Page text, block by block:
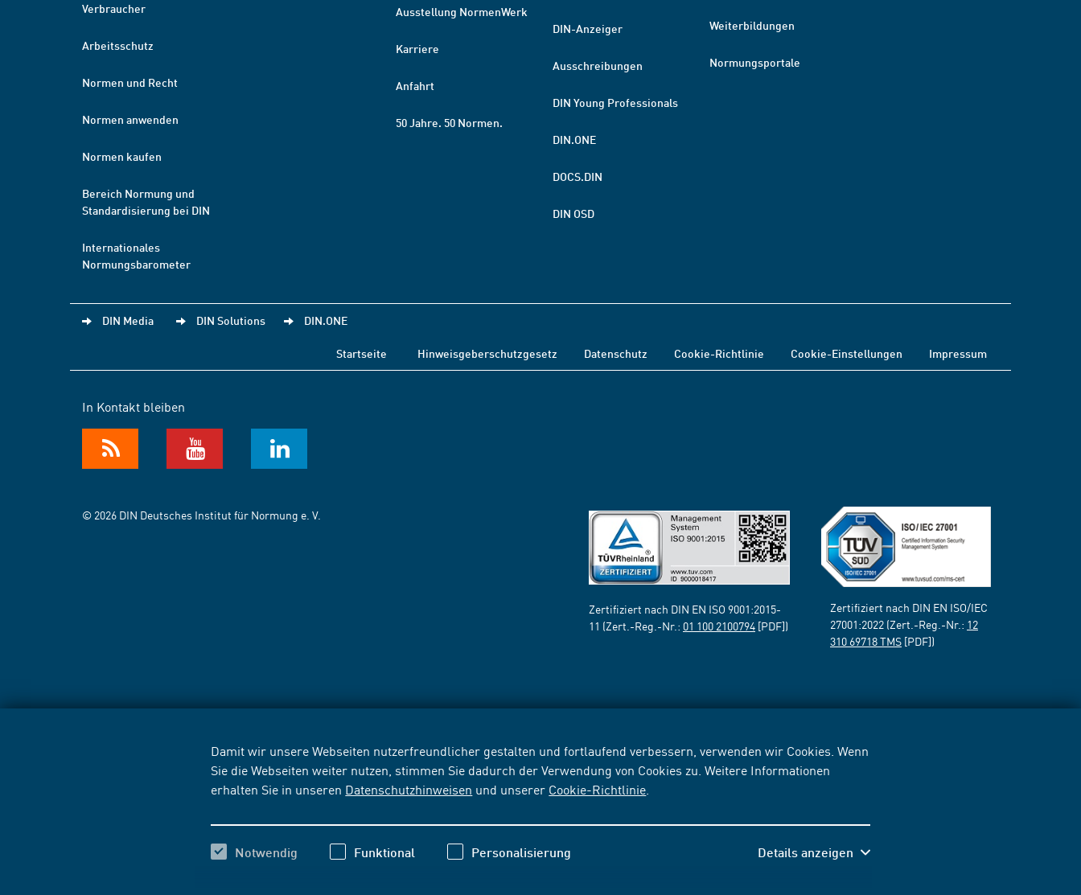
Damit wir unsere Webseiten nutzerfreundlicher gestalten und fortlaufend verbessern, verwenden wir Cookies. Wenn
Sie die Webseiten weiter nutzen, stimmen Sie dadurch der Verwendung von Cookies zu. Weitere Informationen
erhalten Sie in unseren Datenschutzhinweisen und unserer Cookie-Richtlinie
Notwendig Funktional Personalisierung Details anzeigen
Verbraucher
Arbeitsschutz
Normen und Recht
Normen anwenden
Normen kaufen
Bereich Normung und
Standardisierung bei DIN
Internationales
Normungsbarometer
Ausstellung NormenWerk
Karriere
Anfahrt
50 Jahre. 50 Normen.
DIN-Anzeiger
Ausschreibungen
DIN Young Professionals
DIN.ONE
DOCS.DIN
DIN OSD
Weiterbildungen
Normungsportale
DIN Media DIN Solutions DIN.ONE
Startseite Hinweisgeberschutzgesetz Datenschutz Cookie-Richtlinie Cookie-Einstellungen Impressum
In Kontakt bleiben
© 2026 DIN Deutsches Institut für Normung e. V.
Zertifiziert nach DIN EN ISO 9001:2015-
11 (Zert.-Reg.-Nr.: 01 100 2100794 [PDF])
Zertifiziert nach DIN EN ISO/IEC
27001:2022 (Zert.-Reg.-Nr.: 12
310 69718 TMS [PDF])